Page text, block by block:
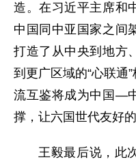
造。在习近平主席和
中国同中亚国家之间
打造了从中央到地方
到更广区域的“心联通
流互鉴将成为中国—
撑，让六国世代友好
王毅最后说，此